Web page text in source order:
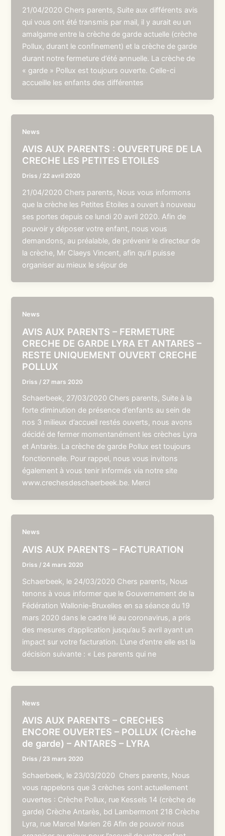
21/04/2020 Chers parents, Suite aux différents avis
qui vous ont été transmis par mail, il y aurait eu un
amalgame entre la crèche de garde actuelle (crèche
Pollux, durant le confinement) et la crèche de garde
durant notre fermeture d’été annuelle. La crèche de
« garde » Pollux est toujours ouverte. Celle-ci
accueille les enfants des différentes
News
AVIS AUX PARENTS : OUVERTURE DE LA
CRECHE LES PETITES ETOILES
Driss / 22 avril 2020
21/04/2020 Chers parents, Nous vous informons
que la crèche les Petites Etoiles a ouvert à nouveau
ses portes depuis ce lundi 20 avril 2020. Afin de
pouvoir y déposer votre enfant, nous vous
demandons, au préalable, de prévenir le directeur de
la crèche, Mr Claeys Vincent, afin qu’il puisse
organiser au mieux le séjour de
News
AVIS AUX PARENTS – FERMETURE
CRECHE DE GARDE LYRA ET ANTARES –
RESTE UNIQUEMENT OUVERT CRECHE
POLLUX
Driss / 27 mars 2020
Schaerbeek, 27/03/2020 Chers parents, Suite à la
forte diminution de présence d’enfants au sein de
nos 3 milieux d’accueil restés ouverts, nous avons
décidé de fermer momentanément les crèches Lyra
et Antarès. La crèche de garde Pollux est toujours
fonctionnelle. Pour rappel, nous vous invitons
également à vous tenir informés via notre site
www.crechesdeschaerbeek.be. Merci
News
AVIS AUX PARENTS – FACTURATION
Driss / 24 mars 2020
Schaerbeek, le 24/03/2020 Chers parents, Nous
tenons à vous informer que le Gouvernement de la
Fédération Wallonie-Bruxelles en sa séance du 19
mars 2020 dans le cadre lié au coronavirus, a pris
des mesures d’application jusqu’au 5 avril ayant un
impact sur votre facturation. L’une d’entre elle est la
décision suivante : « Les parents qui ne
News
AVIS AUX PARENTS – CRECHES
ENCORE OUVERTES – POLLUX (Crèche
de garde) – ANTARES – LYRA
Driss / 23 mars 2020
Schaerbeek, le 23/03/2020 Chers parents, Nous
vous rappelons que 3 crèches sont actuellement
ouvertes : Crèche Pollux, rue Kessels 14 (crèche de
garde) Crèche Antarès, bd Lambermont 218 Crèche
Lyra, rue Marcel Marien 26 Afin de pouvoir nous